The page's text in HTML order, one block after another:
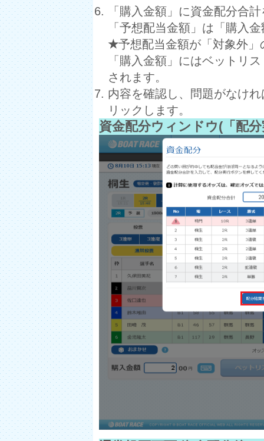
「購入金額」に資金配分合
「予想配当金額」は「購入
★予想配当金額が「対象外
「購入金額」にはベットリ
されます。
内容を確認し、問題がなけ
リックします。
資金配分ウィンドウ(「配